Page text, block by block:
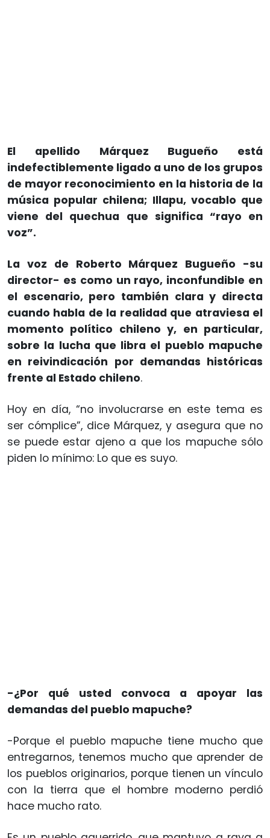
El apellido Márquez Bugueño está
indefectiblemente ligado a uno de los grupos
de mayor reconocimiento en la historia de la
música popular chilena; Illapu, vocablo que
viene del quechua que significa “rayo en
voz”.
La voz de Roberto Márquez Bugueño -su
director- es como un rayo, inconfundible en
el escenario, pero también clara y directa
cuando habla de la realidad que atraviesa el
momento político chileno y, en particular,
sobre la lucha que libra el pueblo mapuche
en reivindicación por demandas históricas
frente al Estado chileno.
Hoy en día, “no involucrarse en este tema es
ser cómplice”, dice Márquez, y asegura que no
se puede estar ajeno a que los mapuche sólo
piden lo mínimo: Lo que es suyo.
-¿Por qué usted convoca a apoyar las
demandas del pueblo mapuche?
-Porque el pueblo mapuche tiene mucho que
entregarnos, tenemos mucho que aprender de
los pueblos originarios, porque tienen un vínculo
con la tierra que el hombre moderno perdió
hace mucho rato.